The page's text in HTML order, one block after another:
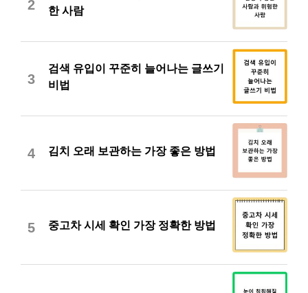
2
한 사람
3
검색 유입이 꾸준히 늘어나는 글쓰기
비법
4 김치 오래 보관하는 가장 좋은 방법
5 중고차 시세 확인 가장 정확한 방법